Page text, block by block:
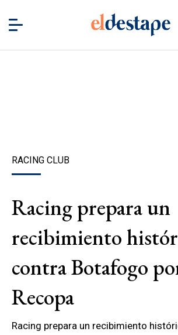
RACING CLUB
Racing prepara un
recibimiento
contra Botafogo
Recopa
Racing prepara un recibimiento